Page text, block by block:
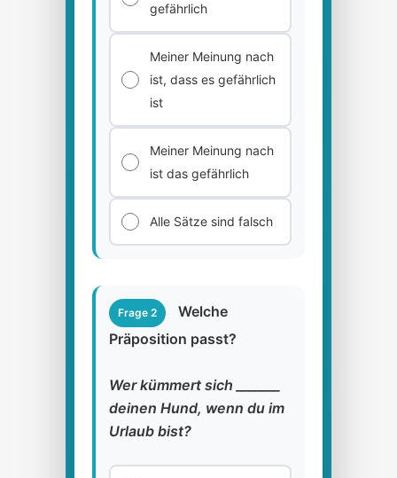
gefährlich
Meiner Meinung nach
ist, dass es gefährlich
ist
Meiner Meinung nach
ist das gefährlich
Alle Sätze sind falsch
Frage 2
Welche
Präposition passt?
Wer kümmert sich _______
deinen Hund, wenn du im
Urlaub bist?